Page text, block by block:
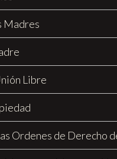
Madres
Libre
Ordenes de Derecho